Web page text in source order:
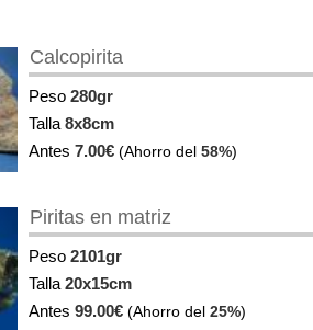
Calcopirita
Peso 280gr
Talla 8x8cm
Antes 7.00€ (Ahorro del 58%)
Piritas en matriz
Peso 2101gr
Talla 20x15cm
Antes 99.00€ (Ahorro del 25%)